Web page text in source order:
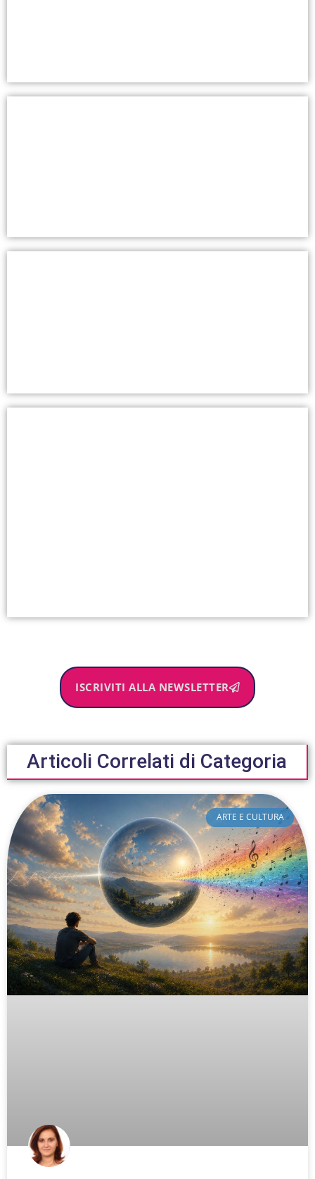
ISCRIVITI ALLA NEWSLETTER
Articoli Correlati di Categoria
ARTE E CULTURA